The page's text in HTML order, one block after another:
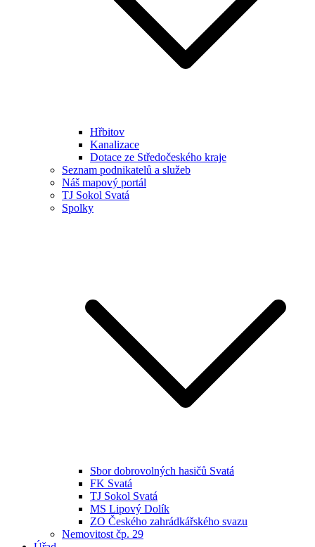
Hřbitov
Kanalizace
Dotace ze Středočeského kraje
Seznam podnikatelů a služeb
Náš mapový portál
TJ Sokol Svatá
Spolky
Sbor dobrovolných hasičů Svatá
FK Svatá
TJ Sokol Svatá
MS Lipový Dolík
ZO Českého zahrádkářského svazu
Nemovitost čp. 29